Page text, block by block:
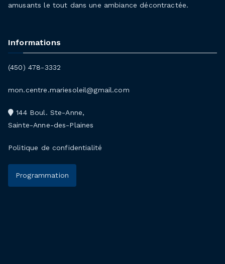
amusants le tout dans une ambiance décontractée.
Informations
(450) 478-3332
mon.centre.mariesoleil@gmail.com
144 Boul. Ste-Anne,
Sainte-Anne-des-Plaines
Politique de confidentialité
Programmation